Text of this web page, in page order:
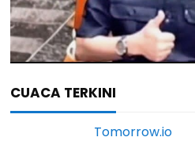
CUACA TERKINI